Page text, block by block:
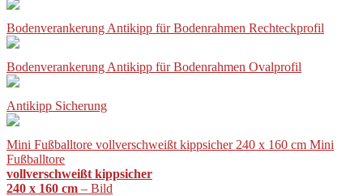
Bodenverankerung Antikipp für Bodenrahmen Rechteckprofil
Bodenverankerung Antikipp für Bodenrahmen Ovalprofil
Antikipp Sicherung
Mini Fußballtore vollverschweißt kippsicher 240 x 160 cm Mini
Fußballtore
vollverschweißt kippsicher
240 x 160 cm – Bild